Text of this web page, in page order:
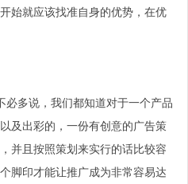
始就应该找准自身的优势，在优
必多说，我们都知道对于一个产品
及出彩的，一份有创意的广告策
并且按照策划来实行的话比较容
脚印才能让推广成为非常容易达